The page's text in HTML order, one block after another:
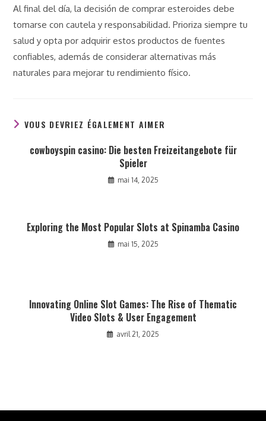
Al final del día, la decisión de comprar esteroides debe
tomarse con cautela y responsabilidad. Prioriza siempre tu
salud y opta por adquirir estos productos de fuentes
confiables, además de considerar alternativas más
naturales para mejorar tu rendimiento físico.
VOUS DEVRIEZ ÉGALEMENT AIMER
cowboyspin casino: Die besten Freizeitangebote für
Spieler
mai 14, 2025
Exploring the Most Popular Slots at Spinamba Casino
mai 15, 2025
Innovating Online Slot Games: The Rise of Thematic
Video Slots & User Engagement
avril 21, 2025